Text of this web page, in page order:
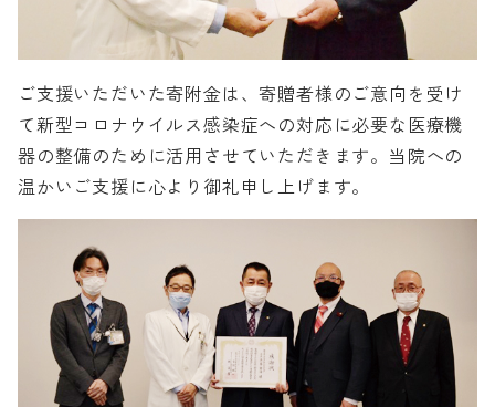
ご支援いただいた寄附金は、寄贈者様のご意向を受け
て新型コロナウイルス感染症への対応に必要な医療機
器の整備のために活用させていただきます。当院への
温かいご支援に心より御礼申し上げます。